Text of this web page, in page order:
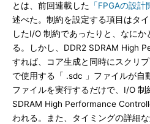
とは、前回連載した 「FPGAの設
述べた。制約を設定する項目はタ
したI/O 制約であったりと、なに
る。しかし、DDR2 SDRAM High
すれば、コア生成と同時にスクリ
で使用する「 .sdc 」ファイルが自
ファイルを実行するだけで、I/O 制
SDRAM High Performance
われる。また、タイミングの詳細